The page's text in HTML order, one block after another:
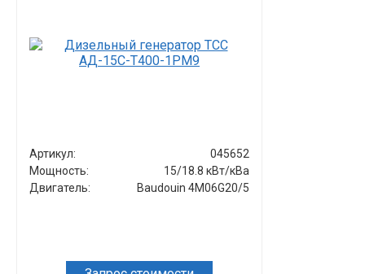
Артикул:
045652
Мощность:
15/18.8 кВт/кВа
Двигатель:
Baudouin 4M06G20/5